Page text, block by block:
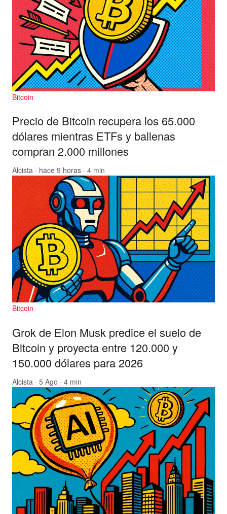
Bitcoin
Precio de Bitcoin recupera los 65.000
dólares mientras ETFs y ballenas
compran 2.000 millones
Alcista · hace 9 horas · 4 min
Bitcoin
Grok de Elon Musk predice el suelo de
Bitcoin y proyecta entre 120.000 y
150.000 dólares para 2026
Alcista · 5 Ago · 4 min